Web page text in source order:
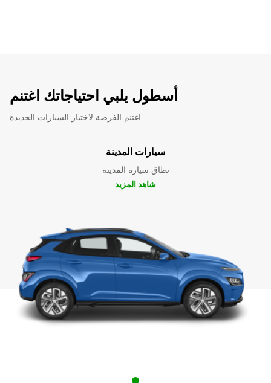
أسطول يلبي احتياجاتك اغتنم
اغتنم الفرصة لاختبار السيارات الجديدة
سيارات المدينة
نطاق سيارة المدينة
شاهد المزيد